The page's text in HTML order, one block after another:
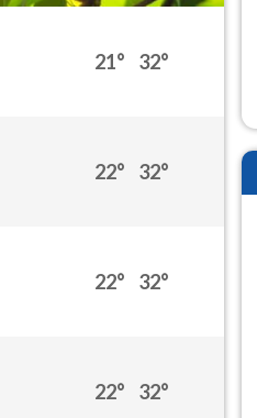
21° 32°
22° 32°
22° 32°
22° 32°